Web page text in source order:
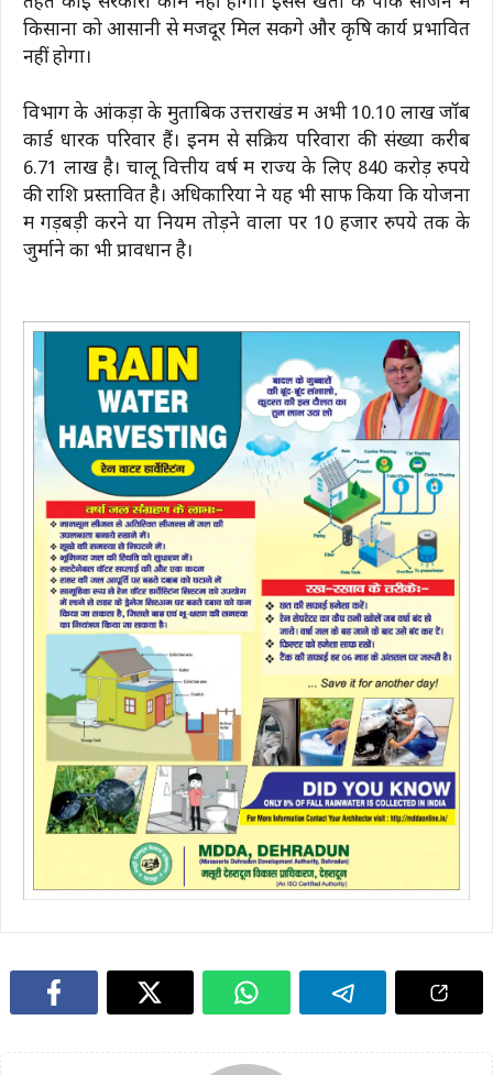
किसानों को आसानी से मजदूर मिल सकेंगे और कृषि कार्य प्रभावित
नहीं होगा।
विभाग के आंकड़ों के मुताबिक उत्तराखंड में अभी 10.10 लाख जॉब
कार्ड धारक परिवार हैं। इनमें से सक्रिय परिवारों की संख्या करीब
6.71 लाख है। चालू वित्तीय वर्ष में राज्य के लिए 840 करोड़ रुपये
की राशि प्रस्तावित है। अधिकारियों ने यह भी साफ किया कि योजना
में गड़बड़ी करने या नियम तोड़ने वालों पर 10 हजार रुपये तक के
जुर्माने का भी प्रावधान है।